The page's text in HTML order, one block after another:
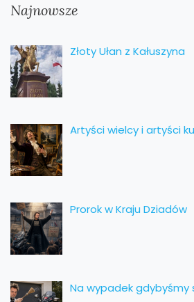
Najnowsze
Złoty Ułan z Kałuszyna
Artyści wielcy i artyści
Prorok w Kraju Dziadów
Na wypadek gdybyśmy